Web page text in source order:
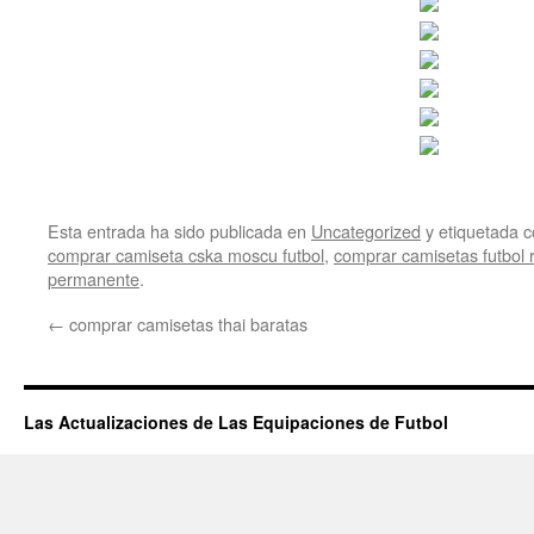
Esta entrada ha sido publicada en Uncategorized y etiquetada
comprar camiseta cska moscu futbol, comprar camisetas futbol
permanente.
← comprar camisetas thai baratas
Las Actualizaciones de Las Equipaciones de Futbol